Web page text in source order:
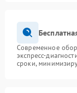
Современное
экспресс-
сроки,